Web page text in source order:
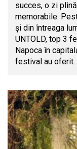
succes, o zi
memorabile.
și din întreaga
UNTOLD, top 3
Napoca în
festival au